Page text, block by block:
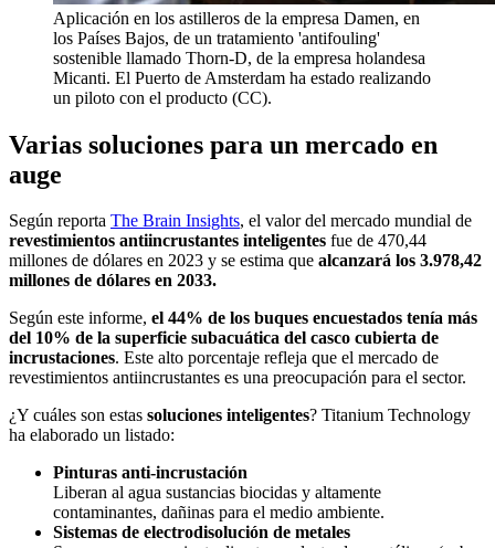
Aplicación en los astilleros de la empresa Damen, en
los Países Bajos, de un tratamiento 'antifouling'
sostenible llamado Thorn-D, de la empresa holandesa
Micanti. El Puerto de Amsterdam ha estado realizando
un piloto con el producto (CC).
Varias soluciones para un mercado en
auge
Según reporta The Brain Insights, el valor del mercado mundial de
revestimientos antiincrustantes inteligentes fue de 470,44
millones de dólares en 2023 y se estima que alcanzará los 3.978,42
millones de dólares en 2033.
Según este informe, el 44% de los buques encuestados tenía más
del 10% de la superficie subacuática del casco cubierta de
incrustaciones. Este alto porcentaje refleja que el mercado de
revestimientos antiincrustantes es una preocupación para el sector.
¿Y cuáles son estas soluciones inteligentes? Titanium Technology
ha elaborado un listado:
Pinturas anti-incrustación
Liberan al agua sustancias biocidas y altamente
contaminantes, dañinas para el medio ambiente.
Sistemas de electrodisolución de metales